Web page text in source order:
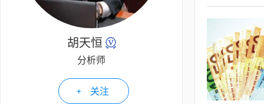
胡天恒
分析师
关注